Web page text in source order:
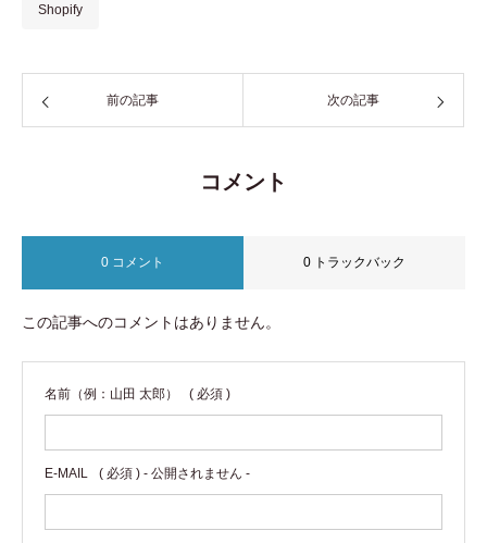
Shopify
前の記事 次の記事
コメント
0 コメント 0 トラックバック
この記事へのコメントはありません。
名前（例：山田 太郎） ( 必須 )
E-MAIL ( 必須 ) - 公開されません -